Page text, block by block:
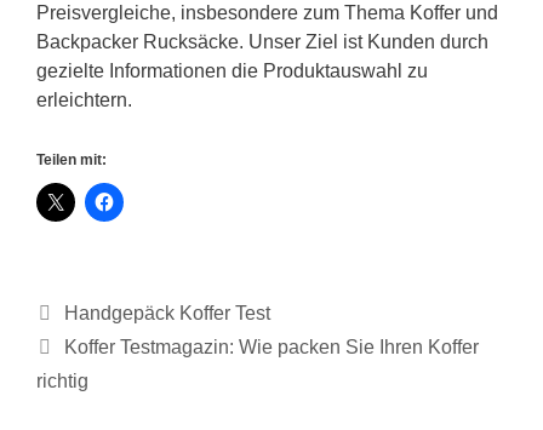
Preisvergleiche, insbesondere zum Thema Koffer und
Backpacker Rucksäcke. Unser Ziel ist Kunden durch
gezielte Informationen die Produktauswahl zu
erleichtern.
Teilen mit:
Kategorien
Handgepäck Koffer Test
Koffer Testmagazin: Wie packen Sie Ihren Koffer
richtig